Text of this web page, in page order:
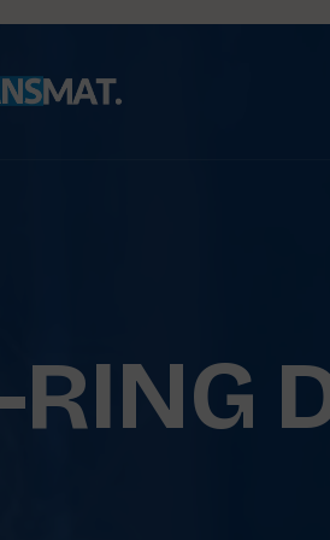
RING